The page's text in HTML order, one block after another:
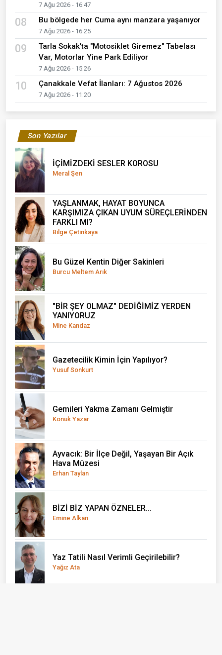
7 Ağu 2026 - 16:47
08 Bu bölgede her Cuma aynı manzara yaşanıyor
7 Ağu 2026 - 16:25
09
Tarla Sokak'ta "Motosiklet Giremez" Tabelası
Var, Motorlar Yine Park Ediliyor
7 Ağu 2026 - 15:26
10 Çanakkale Vefat İlanları: 7 Ağustos 2026
7 Ağu 2026 - 11:20
Son Yazılar
İÇİMİZDEKİ SESLER KOROSU
Meral Şen
YAŞLANMAK, HAYAT BOYUNCA
KARŞIMIZA ÇIKAN UYUM SÜREÇLERİNDEN
FARKLI MI?
Bilge Çetinkaya
Bu Güzel Kentin Diğer Sakinleri
Burcu Meltem Arık
"BİR ŞEY OLMAZ" DEDİĞİMİZ YERDEN
YANIYORUZ
Mine Kandaz
Gazetecilik Kimin İçin Yapılıyor?
Yusuf Sonkurt
Gemileri Yakma Zamanı Gelmiştir
Konuk Yazar
Ayvacık: Bir İlçe Değil, Yaşayan Bir Açık
Hava Müzesi
Erhan Taylan
BİZİ BİZ YAPAN ÖZNELER...
Emine Alkan
Yaz Tatili Nasıl Verimli Geçirilebilir?
Yağız Ata